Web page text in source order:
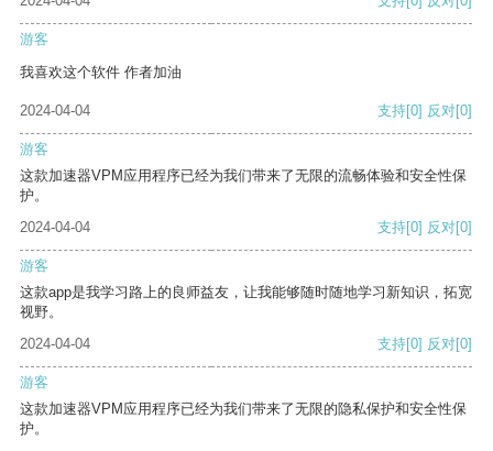
游客
我喜欢这个软件 作者加油
2024-04-04 支持[0] 反对[0]
游客
这款加速器VPM应用程序已经为我们带来了无限的流畅体验和安全性保
护。
2024-04-04
支持[0] 反对[0]
游客
这款app是我学习路上的良师益友，让我能够随时随地学习新知识，拓宽
视野。
2024-04-04
支持[0] 反对[0]
游客
这款加速器VPM应用程序已经为我们带来了无限的隐私保护和安全性保
护。